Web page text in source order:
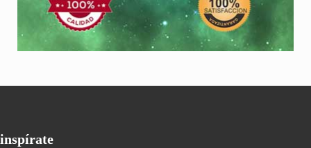
inspírate